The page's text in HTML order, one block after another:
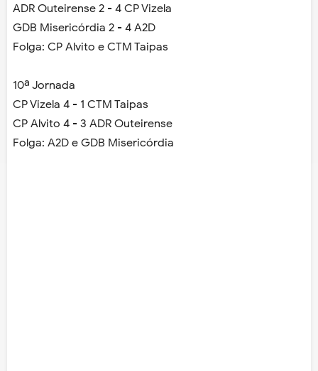
ADR Outeirense 2 - 4 CP Vizela
GDB Misericórdia 2 - 4 A2D
Folga: CP Alvito e CTM Taipas
10ª Jornada
CP Vizela 4 - 1 CTM Taipas
CP Alvito 4 - 3 ADR Outeirense
Folga: A2D e GDB Misericórdia